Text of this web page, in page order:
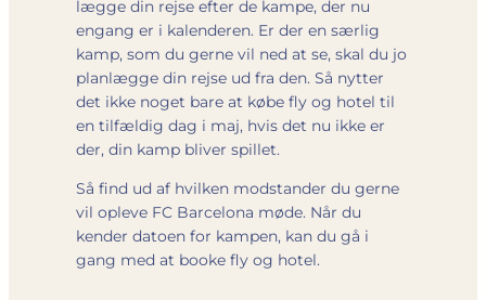
lægge din rejse efter de kampe, der nu
engang er i kalenderen. Er der en særlig
kamp, som du gerne vil ned at se, skal du jo
planlægge din rejse ud fra den. Så nytter
det ikke noget bare at købe fly og hotel til
en tilfældig dag i maj, hvis det nu ikke er
der, din kamp bliver spillet.
Så find ud af hvilken modstander du gerne
vil opleve FC Barcelona møde. Når du
kender datoen for kampen, kan du gå i
gang med at booke fly og hotel.